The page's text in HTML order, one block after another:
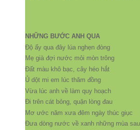
NHỮNG BƯỚC ANH QUA
Độ ấy qua đây lúa nghẹn đòng
Mẹ già đợi nước mỏi mòn trông
Đất màu khô bạc, cây héo hắt
Ủ dột mi em lúc thăm đồng
Vừa lúc anh về làm quy hoạch
Đi trên cát bỏng, quặn lòng đau
Mơ ước năm xưa đêm ngày thúc giục
Đưa dòng nước về xanh những mùa sau